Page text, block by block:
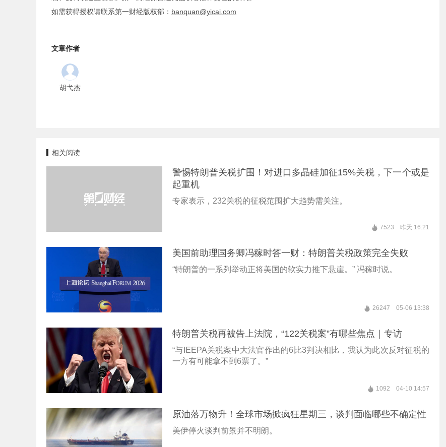
如需获得授权请联系第一财经版权部： banquan@yicai.com
文章作者
胡弋杰
相关阅读
警惕特朗普关税扩围！对进口多晶硅加征15%关税，下一个或是
起重机
专家表示，232关税的征税范围扩大趋势需关注。
7523 昨天 16:21
美国前助理国务卿冯稼时答一财：特朗普关税政策完全失败
“特朗普的一系列举动正将美国的软实力推下悬崖。” 冯稼时说。
26247 05-06 13:38
特朗普关税再被告上法院，“122关税案”有哪些焦点｜专访
“与IEEPA关税案中大法官作出的6比3判决相比，我认为此次反对征税的
一方有可能拿不到6票了。”
1092 04-10 14:57
原油落万物升！全球市场掀疯狂星期三，谈判面临哪些不确定性
美伊停火谈判前景并不明朗。